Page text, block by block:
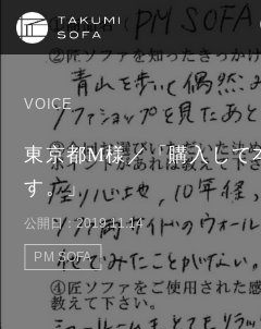
VOICE
東京都M様／「購入して
す。」
公開日：2019.11.14
PM SOFA